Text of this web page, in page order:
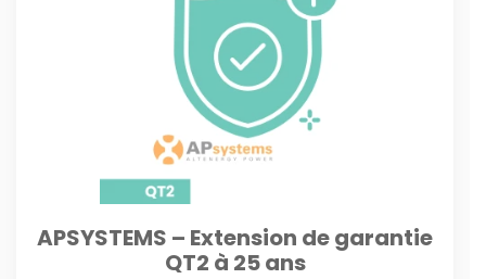
APSYSTEMS – Extension de garantie
QT2 à 25 ans